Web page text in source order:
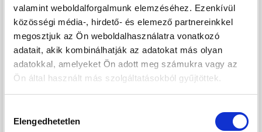
valamint weboldalforgalmunk elemzéséhez. Ezenkívül
közösségi média-, hirdető- és elemező partnereinkkel
megosztjuk az Ön weboldalhasználatra vonatkozó
adatait, akik kombinálhatják az adatokat más olyan
adatokkal, amelyeket Ön adott meg számukra vagy az
Ön által használt más szolgáltatásokból gyűjtöttek.
kiválasztása
Elengedhetetlen
lehetőség.
- Földszinten további 2 GÉPKOCSI tárolására alkalmas hely.
- Fűtés és melegvíz EGYEDI HŐSZIVATTYÚS megoldással lesz
biztosítva.
VÁRHATÓ ÁTADÁS 2026 NYÁR.
Összefoglalva: kompakt, praktikus lakások MODERN
műszaki háttérrel és ADOTT parkolási lehetőséggel, KÖZEL